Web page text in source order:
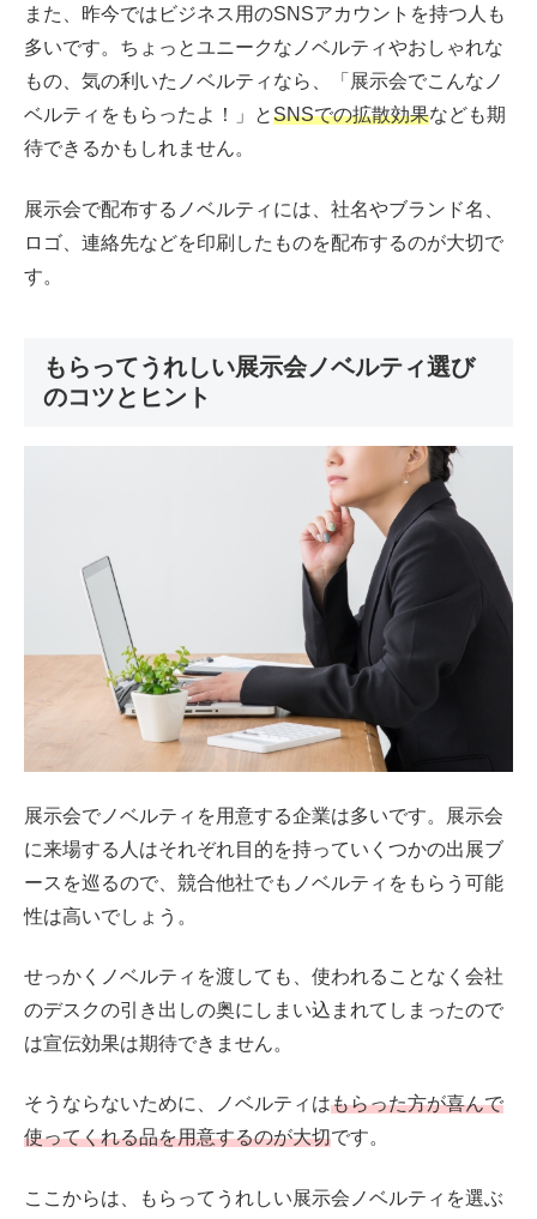
また、昨今ではビジネス用のSNSアカウントを持つ人も
多いです。ちょっとユニークなノベルティやおしゃれな
もの、気の利いたノベルティなら、「展示会でこんなノ
ベルティをもらったよ！」とSNSでの拡散効果なども期
待できるかもしれません。
展示会で配布するノベルティには、社名やブランド名、
ロゴ、連絡先などを印刷したものを配布するのが大切で
す。
もらってうれしい展示会ノベルティ選び
のコツとヒント
展示会でノベルティを用意する企業は多いです。展示会
に来場する人はそれぞれ目的を持っていくつかの出展ブ
ースを巡るので、競合他社でもノベルティをもらう可能
性は高いでしょう。
せっかくノベルティを渡しても、使われることなく会社
のデスクの引き出しの奥にしまい込まれてしまったので
は宣伝効果は期待できません。
そうならないために、ノベルティはもらった方が喜んで
使ってくれる品を用意するのが大切です。
ここからは、もらってうれしい展示会ノベルティを選ぶ